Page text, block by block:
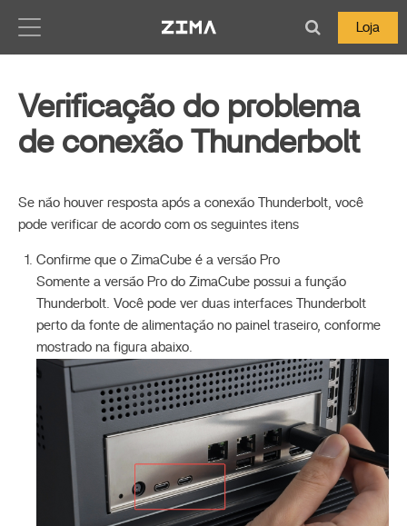
Loja
Verificação do problema
de conexão Thunderbolt
Se não houver resposta após a conexão Thunderbolt, você
pode verificar de acordo com os seguintes itens
Confirme que o ZimaCube é a versão Pro
Somente a versão Pro do ZimaCube possui a função
Thunderbolt. Você pode ver duas interfaces Thunderbolt
perto da fonte de alimentação no painel traseiro, conforme
mostrado na figura abaixo.